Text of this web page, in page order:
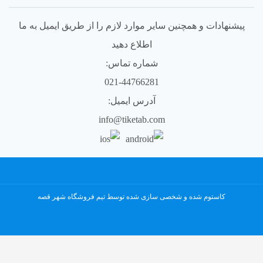
0/5 (0 نظر)
پیشنهادات و همچنین سایر موارد لازم را از طریق ایمیل به ما
اطلاع دهید
شماره تماس:
021-44766281
آدرس ایمیل:
info@tiketab.com
کاستوم شده و شخصی سازی شده توسط تیم فروشگاه شهر قصه